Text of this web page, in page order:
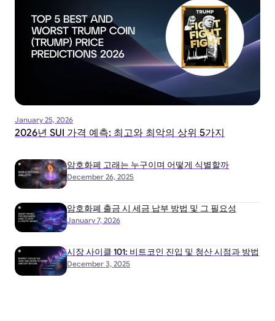
January 25, 2026
2026년 SUI 가격 예측: 최고와 최악의 상위 5가지
December 26, 2025
암호화폐 고래는 누구이며 어떻게 식별할까
January 7, 2026
암호화폐 출금 시 세금 납부 방법 및 그 필요성
December 3, 2025
시장 사이클 101: 비트코인 진입 및 청산 시점과 방법